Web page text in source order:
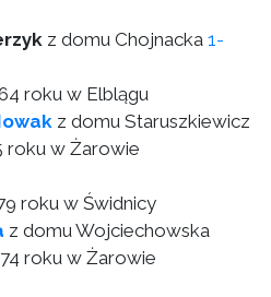
z domu Chojnacka 1-
roku w Elblągu
z domu Staruszkiewicz
roku w Żarowie
roku w Świdnicy
z domu Wojciechowska
roku w Żarowie